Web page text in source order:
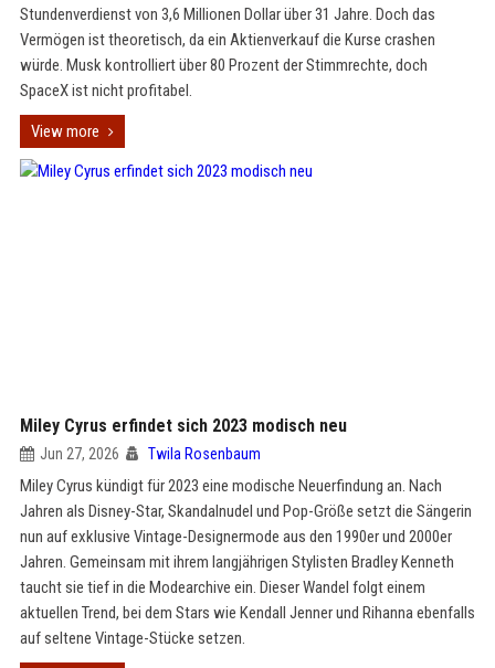
Stundenverdienst von 3,6 Millionen Dollar über 31 Jahre. Doch das
Vermögen ist theoretisch, da ein Aktienverkauf die Kurse crashen
würde. Musk kontrolliert über 80 Prozent der Stimmrechte, doch
SpaceX ist nicht profitabel.
View more
Miley Cyrus erfindet sich 2023 modisch neu
Jun 27, 2026 Twila Rosenbaum
Miley Cyrus kündigt für 2023 eine modische Neuerfindung an. Nach
Jahren als Disney-Star, Skandalnudel und Pop-Größe setzt die Sängerin
nun auf exklusive Vintage-Designermode aus den 1990er und 2000er
Jahren. Gemeinsam mit ihrem langjährigen Stylisten Bradley Kenneth
taucht sie tief in die Modearchive ein. Dieser Wandel folgt einem
aktuellen Trend, bei dem Stars wie Kendall Jenner und Rihanna ebenfalls
auf seltene Vintage-Stücke setzen.